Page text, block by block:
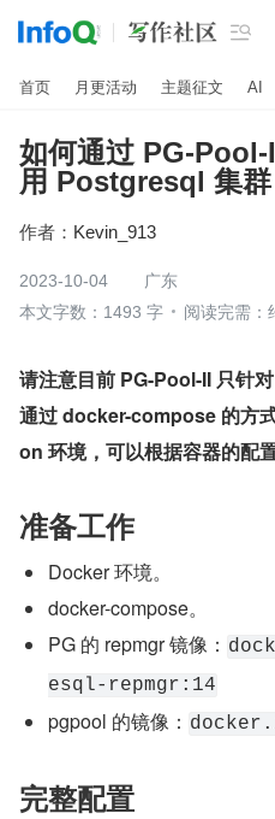

首页 月更活动 主题征文 AI
如何通过 PG-
用 Postgresql 集群
作者： Kevin_913
2023-10-04
广东
本文字数：1493 字
阅读完需：
请注意目前 PG-Pool-II 只针
通过 docker-compose 的方
on 环境，可以根据容器的配
准备工作
Docker 环境。
docker-compose。
PG 的 repmgr 镜像：
esql-repmgr:14
pgpool 的镜像：
完整配置